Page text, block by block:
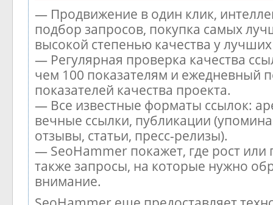
— Продвижение в один клик,
подбор запросов, покупка самых
высокой степенью качества у
— Регулярная проверка качества
чем 100 показателям и ежедневный
показателей качества проекта.
— Все известные форматы ссылок:
вечные ссылки, публикации
отзывы, статьи, пресс-релизы).
— SeoHammer покажет, где рост или
также запросы, на которые нужно
внимание.